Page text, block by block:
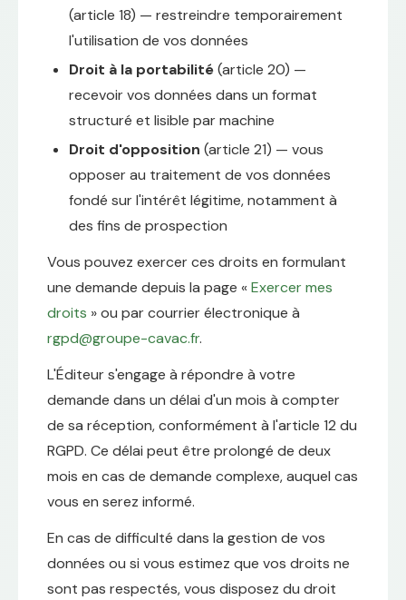
(article 18) — restreindre temporairement
l'utilisation de vos données
Droit à la portabilité(article 20) —
recevoir vos données dans un format
structuré et lisible par machine
Droit d'opposition (article 21) — vous
opposer au traitement de vos données
fondé sur l'intérêt légitime, notamment à
des fins de prospection
Vous pouvez exercer ces droits en formulant
une demande depuis la page «Exercer mes
droits » ou par courrier électronique à
rgpd@groupe-cavac.fr.
L'Éditeur s'engage à répondre à votre
demande dans un délai d'un mois à compter
de sa réception, conformément à l'article 12 du
RGPD. Ce délai peut être prolongé de deux
mois en cas de demande complexe, auquel cas
vous en serez informé.
En cas de difficulté dans la gestion de vos
données ou si vous estimez que vos droits ne
sont pas respectés, vous disposez du droit